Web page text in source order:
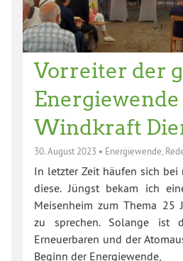
Vorreiter der
Energiewende
Windkraft
30. August 2023 • Energiewende
In letzter Zeit häufen sich
diese. Jüngst bekam ich
Meisenheim zum Thema 25
zu sprechen. Solange ist
Erneuerbaren und der
Beginn der Energiewende,